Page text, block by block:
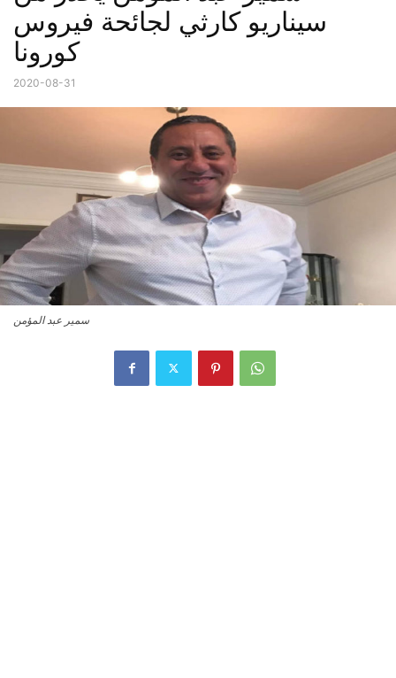
سيناريو كارثي لجائحة فيروس
كورونا
2020-08-31
سمير عبد المؤمن